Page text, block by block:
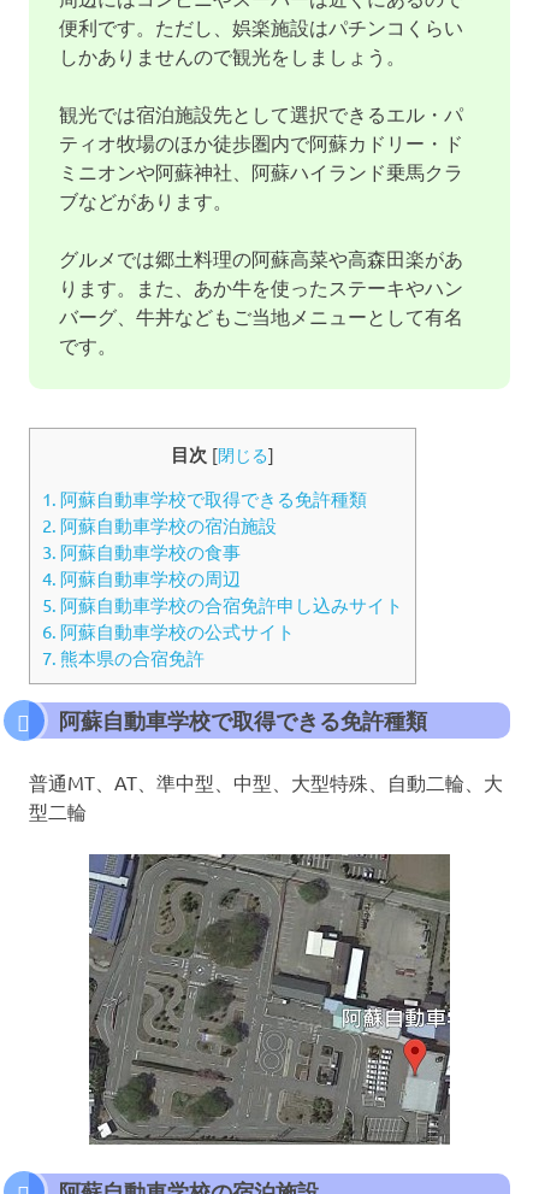
便利です。ただし、娯楽施設はパチンコくらい
しかありませんので観光をしましょう。
観光では宿泊施設先として選択できるエル・パ
ティオ牧場のほか徒歩圏内で阿蘇カドリー・ド
ミニオンや阿蘇神社、阿蘇ハイランド乗馬クラ
ブなどがあります。
グルメでは郷土料理の阿蘇高菜や高森田楽があ
ります。また、あか牛を使ったステーキやハン
バーグ、牛丼などもご当地メニューとして有名
です。
目次 [閉じる]
1. 阿蘇自動車学校で取得できる免許種類
2. 阿蘇自動車学校の宿泊施設
3. 阿蘇自動車学校の食事
4. 阿蘇自動車学校の周辺
5. 阿蘇自動車学校の合宿免許申し込みサイト
6. 阿蘇自動車学校の公式サイト
7. 熊本県の合宿免許
阿蘇自動車学校で取得できる免許種類
普通MT、AT、準中型、中型、大型特殊、自動二輪、大
型二輪